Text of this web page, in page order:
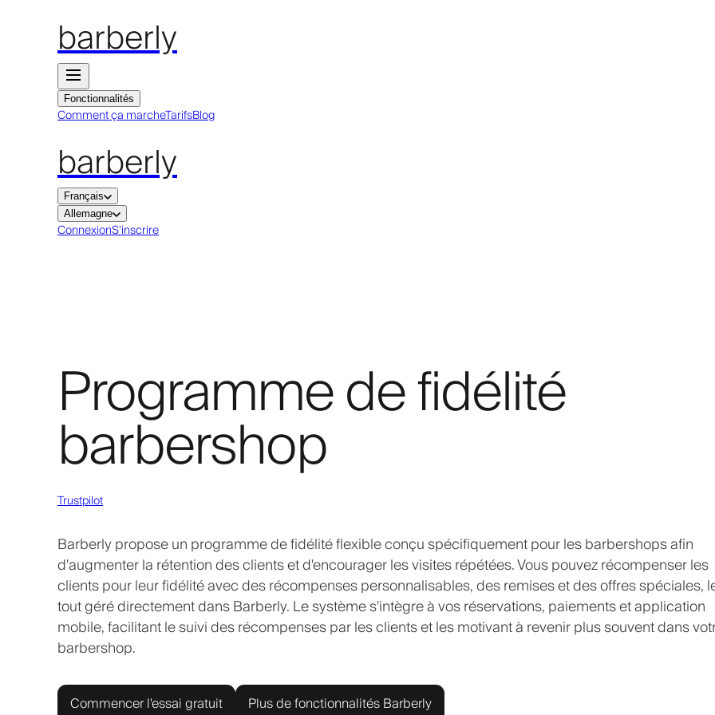
barberly
Fonctionnalités
Comment ça marcheTarifsBlog
barberly
Français
Allemagne
ConnexionS'inscrire
Programme de fidélité
barbershop
Trustpilot
Barberly propose un programme de fidélité flexible conçu spécifiquement pour les barbershops afin
d'augmenter la rétention des clients et d'encourager les visites répétées. Vous pouvez récompenser les
clients pour leur fidélité avec des récompenses personnalisables, des remises et des offres spéciales,
tout géré directement dans Barberly. Le système s'intègre à vos réservations, paiements et application
mobile, facilitant le suivi des récompenses par les clients et les motivant à revenir plus souvent dans
barbershop.
Commencer l'essai gratuit Plus de fonctionnalités Barberly